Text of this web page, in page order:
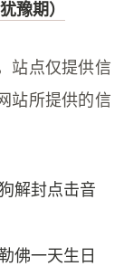
豫期）
站点仅提供信
站所提供的信
解封点击音
佛一天生日